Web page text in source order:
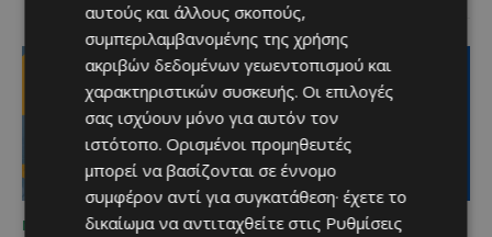
ΜΈΝΟΥΜΕ ΚΎΠΡΟ ΜΈΝΟΥΜΕ ΕΝΗΜΕΡΩΜΈΝΟΙ
αυτούς και άλλους σκοπούς,
συμπεριλαμβανομένης της χρήσης
ακριβών δεδομένων γεωεντοπισμού και
χαρακτηριστικών συσκευής. Οι επιλογές
σας ισχύουν μόνο για αυτόν τον
ιστότοπο. Ορισμένοι προμηθευτές
μπορεί να βασίζονται σε έννομο
συμφέρον αντί για συγκατάθεση· έχετε το
δικαίωμα να αντιταχθείτε στις Ρυθμίσεις